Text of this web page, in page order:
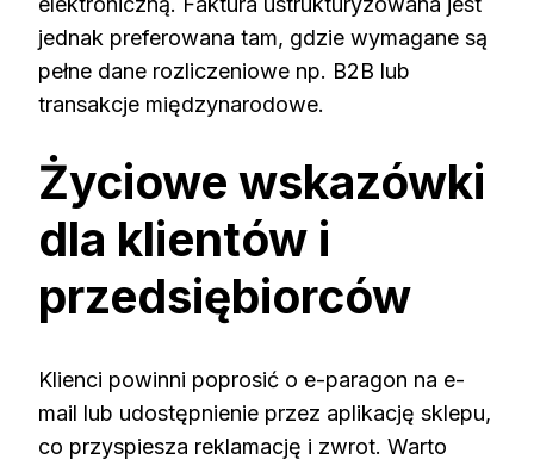
jednak preferowana tam, gdzie wymagane są
pełne dane rozliczeniowe np. B2B lub
transakcje międzynarodowe.
Życiowe wskazówki
dla klientów i
przedsiębiorców
Klienci powinni poprosić o e-paragon na e-
mail lub udostępnienie przez aplikację sklepu,
co przyspiesza reklamację i zwrot. Warto